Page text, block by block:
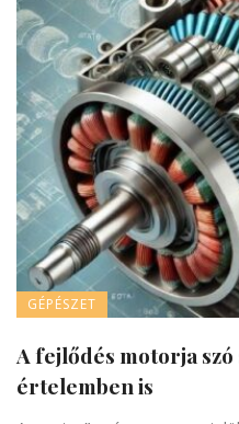
GÉPÉSZET
A fejlődés motorja
értelemben is